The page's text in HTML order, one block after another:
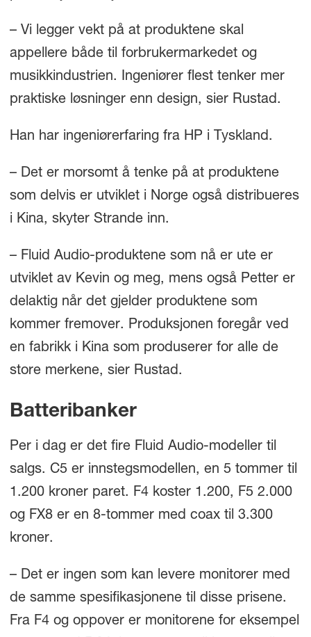
– Vi legger vekt på at produktene skal
appellere både til forbrukermarkedet og
musikkindustrien. Ingeniører flest tenker mer
praktiske løsninger enn design, sier Rustad.
Han har ingeniørerfaring fra HP i Tyskland.
– Det er morsomt å tenke på at produktene
som delvis er utviklet i Norge også distribueres
i Kina, skyter Strande inn.
– Fluid Audio-produktene som nå er ute er
utviklet av Kevin og meg, mens også Petter er
delaktig når det gjelder produktene som
kommer fremover. Produksjonen foregår ved
en fabrikk i Kina som produserer for alle de
store merkene, sier Rustad.
Batteribanker
Per i dag er det fire Fluid Audio-modeller til
salgs. C5 er innstegsmodellen, en 5 tommer til
1.200 kroner paret. F4 koster 1.200, F5 2.000
og FX8 er en 8-tommer med coax til 3.300
kroner.
– Det er ingen som kan levere monitorer med
de samme spesifikasjonene til disse prisene.
Fra F4 og oppover er monitorene for eksempel